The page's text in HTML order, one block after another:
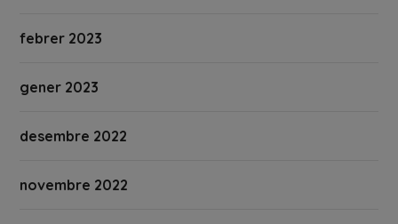
febrer 2023
gener 2023
desembre 2022
novembre 2022